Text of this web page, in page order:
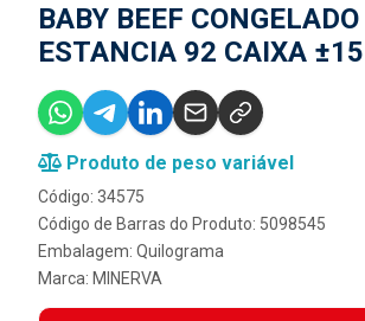
BABY BEEF CONGELADO
ESTANCIA 92 CAIXA
Produto de peso variável
Código: 34575
Código de Barras do Produto: 5098545
Embalagem: Quilograma
Marca: MINERVA